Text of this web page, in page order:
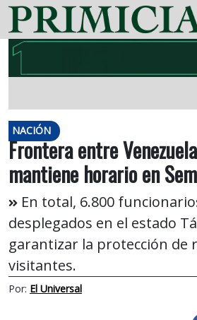
NACIÓN
Frontera entre
mantiene horario en
En total, 6.800
desplegados en el estado
garantizar la protección de
visitantes.
Por: El Universal